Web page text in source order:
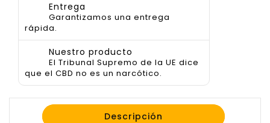
Entrega
Garantizamos una entrega
rápida.
Nuestro producto
El Tribunal Supremo de la UE dice
que el CBD no es un narcótico.
Descripción